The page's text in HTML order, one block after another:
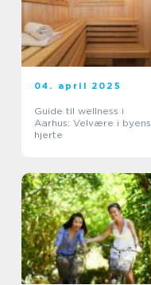
04. april 2025
Guide til wellness i
Aarhus: Velvære i byens
hjerte